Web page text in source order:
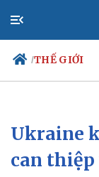
/THẾ GIỚI
Chính trị
Tổ chức nhân sự
Ukraine
can thiệp